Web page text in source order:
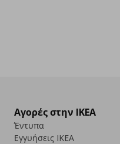
Αγορές στην IKEA
Έντυπα
Εγγυήσεις IKEA